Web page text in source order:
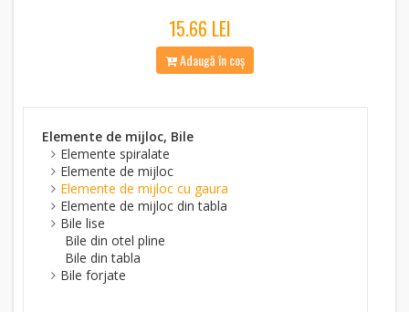
15.66 LEI
Adaugă în coș
Elemente de mijloc, Bile
Elemente spiralate
Elemente de mijloc
Elemente de mijloc cu gaura
Elemente de mijloc din tabla
Bile lise
Bile din otel pline
Bile din tabla
Bile forjate